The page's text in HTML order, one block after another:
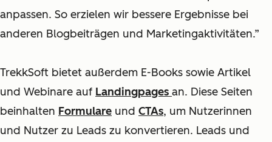
anpassen. So erzielen wir bessere Ergebnisse bei
anderen Blogbeiträgen und Marketingaktivitäten.”
TrekkSoft bietet außerdem E-Books sowie Artikel
und Webinare auf Landingpages an. Diese Seiten
beinhalten Formulare und CTAs, um Nutzerinnen
und Nutzer zu Leads zu konvertieren. Leads und